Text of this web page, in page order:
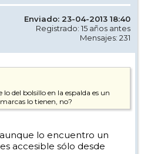
Enviado: 23-04-2013 18:40
Registrado: 15 años antes
Mensajes: 231
del bolsillo en la espalda es un
lo tienen, no?
lo encuentro un
accesible sólo desde